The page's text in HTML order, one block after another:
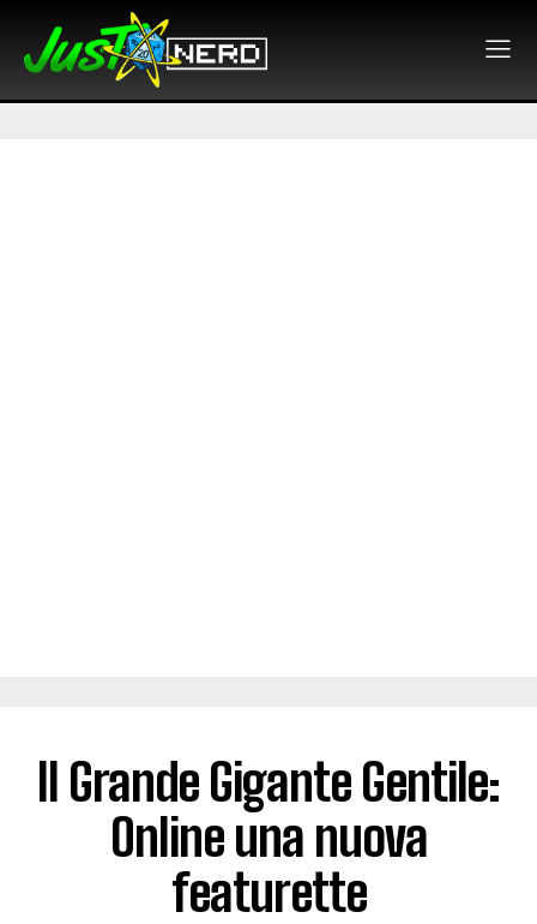
Il Grande Gigante Gentile:
Online una nuova
featurette